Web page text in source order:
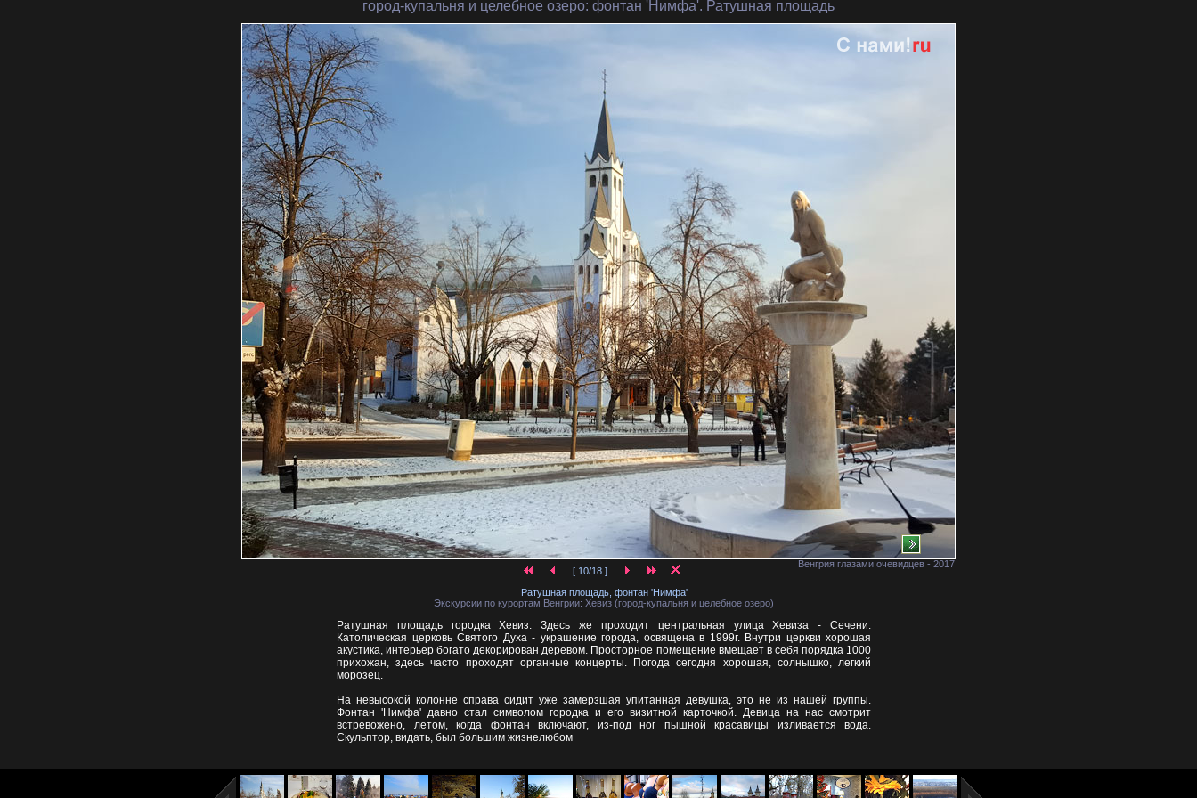
город-купальня и целебное озеро: фонтан 'Нимфа'. Ратушная площадь
Венгрия глазами очевидцев - 2017
[ 10/18 ]
Ратушная площадь, фонтан 'Нимфа'
Экскурсии по курортам Венгрии: Хевиз (город-купальня и целебное озеро)
Ратушная площадь городка Хевиз. Здесь же проходит центральная улица Хевиза - Сечени.
Католическая церковь Святого Духа - украшение города, освящена в 1999г. Внутри церкви хорошая
акустика, интерьер богато декорирован деревом. Просторное помещение вмещает в себя порядка 1000
прихожан, здесь часто проходят органные концерты. Погода сегодня хорошая, солнышко, легкий
морозец.
На невысокой колонне справа сидит уже замерзшая упитанная девушка, это не из нашей группы.
Фонтан 'Нимфа' давно стал символом городка и его визитной карточкой. Девица на нас смотрит
встревожено, летом, когда фонтан включают, из-под ног пышной красавицы изливается вода.
Скульптор, видать, был большим жизнелюбом